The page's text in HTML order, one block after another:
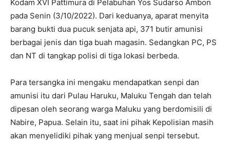
Kodam XVI Pattimura di Pelabuhan Yos Sudarso Ambon
pada Senin (3/10/2022). Dari keduanya, aparat menyita
barang bukti dua pucuk senjata api, 371 butir amunisi
berbagai jenis dan tiga buah magasin. Sedangkan PC, PS
dan NT di tangkap polisi di tiga lokasi berbeda.
Para tersangka ini mengaku mendapatkan senpi dan
amunisi itu dari Pulau Haruku, Maluku Tengah dan telah
dipesan oleh seorang warga Maluku yang berdomisili di
Nabire, Papua. Selain itu, saat ini pihak Kepolisian masih
akan menyelidiki pihak yang menjual senpi tersebut.